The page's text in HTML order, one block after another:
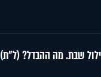
שבת. מה ההבדל? (ל"ת)